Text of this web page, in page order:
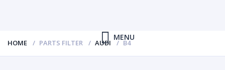
MENU
HOME PARTS FILTER AUDI Β4